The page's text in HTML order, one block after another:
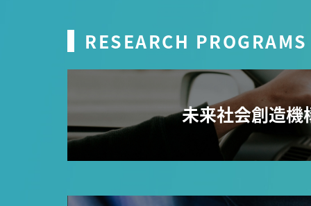
RESEARCH PROGRAMS
未来社会創造機